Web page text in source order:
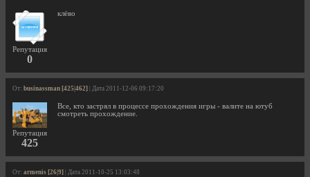
Репутация
0
клёво
От: businassman [425|462] | Дата 2011-12-06 09:17:20
Репутация
425
Все, кто застрял в процессе прохождения игры - валите на ютуб
смотреть прохождение.
От: armenis [26|9] | Дата 2011-10-25 13:03:48